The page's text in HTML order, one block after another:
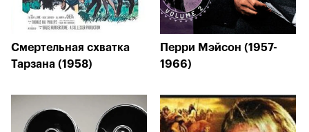
Смертельная схватка
Тарзана (1958)
Перри Мэйсон (1957-
1966)